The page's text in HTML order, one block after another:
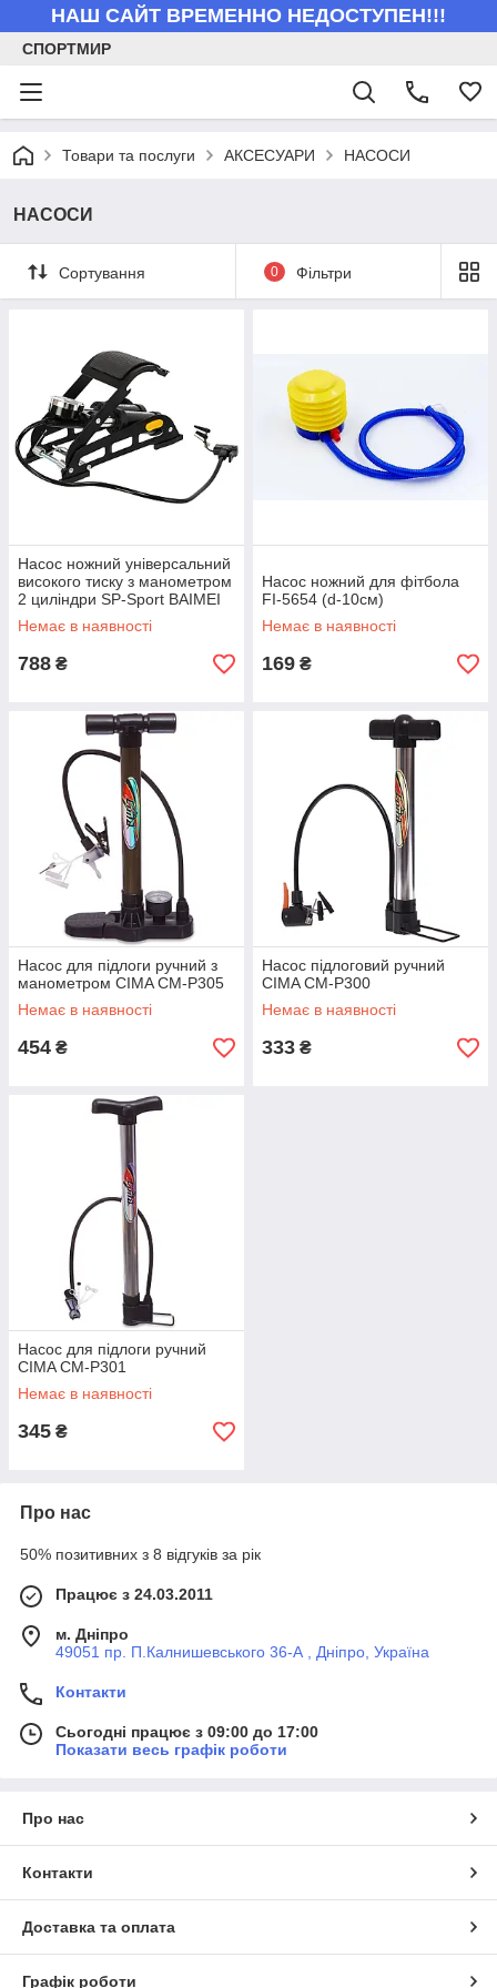
НАШ САЙТ ВРЕМЕННО НЕДОСТУПЕН!!!
СПОРТМИР
Товари та послуги АКСЕСУАРИ НАСОСИ
НАСОСИ
Сортування 0 Фільтри
Насос ножний універсальний
високого тиску з манометром
2 циліндри SP-Sport BAIMEI
FB-8699 розмір 30x13x10см
Немає в наявності
788 ₴
Насос ножний для фітбола
FI-5654 (d-10см)
Немає в наявності
169 ₴
Насос для підлоги ручний з
манометром CIMA CM-P305
Немає в наявності
454 ₴
Насос підлоговий ручний
CIMA CM-P300
Немає в наявності
333 ₴
Насос для підлоги ручний
CIMA CM-P301
Немає в наявності
345 ₴
Про нас
50% позитивних з 8 відгуків за рік
Працює з 24.03.2011
м. Дніпро
49051 пр. П.Калнишевського 36-А , Дніпро, Україна
Контакти
Сьогодні працює з 09:00 до 17:00
Показати весь графік роботи
Про нас
Контакти
Доставка та оплата
Графік роботи